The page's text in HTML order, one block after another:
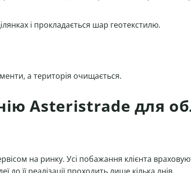
і прокладається шар геотекстилю.
а територія очищається.
Asteristrade для
на ринку. Усі побажання клієнта